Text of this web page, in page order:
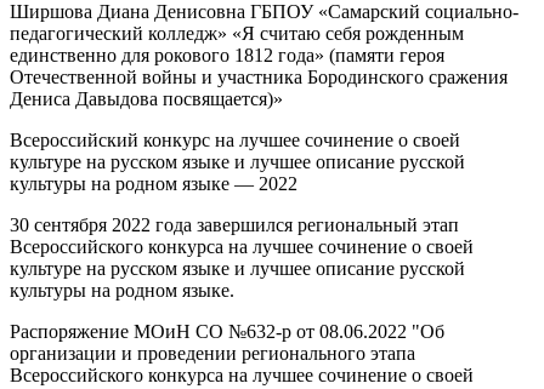
Ширшова Диана Денисовна ГБПОУ «Самарский социально-
педагогический колледж» «Я считаю себя рожденным
единственно для рокового 1812 года» (памяти героя
Отечественной войны и участника Бородинского сражения
Дениса Давыдова посвящается)»
Всероссийский конкурс на лучшее сочинение о своей
культуре на русском языке и лучшее описание русской
культуры на родном языке — 2022
30 сентября 2022 года завершился региональный этап
Всероссийского конкурса на лучшее сочинение о своей
культуре на русском языке и лучшее описание русской
культуры на родном языке.
Распоряжение МОиН СО №632-р от 08.06.2022 "Об
организации и проведении регионального этапа
Всероссийского конкурса на лучшее сочинение о своей